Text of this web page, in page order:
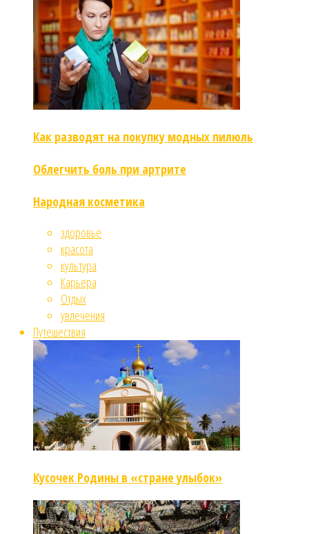
Как разводят на покупку модных пилюль
Облегчить боль при артрите
Народная косметика
здоровье
красота
культура
Карьера
Отдых
увлечения
Путешествия
Кусочек Родины в «стране улыбок»